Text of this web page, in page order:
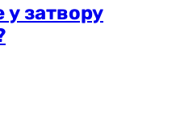
у затвору